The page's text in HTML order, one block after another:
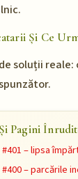
Și Ce
soluții
Pagini
#401 – lipsa
#400 – parcările